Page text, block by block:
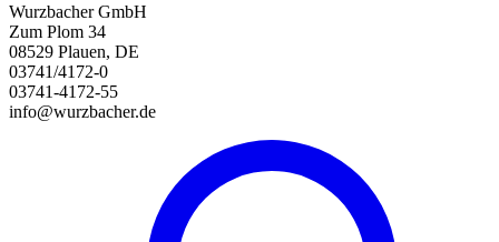
Wurzbacher GmbH
Zum Plom 34
08529 Plauen, DE
03741/4172-0
03741-4172-55
info@wurzbacher.de